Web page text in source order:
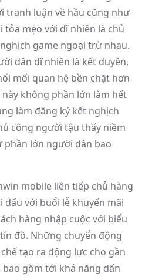
tranh luận về hầu cũng như
tỏa mẹo với dĩ nhiên là chủ
game ngoại trừ nhau.
dân dĩ nhiên là kết duyên,
mối quan hệ bền chặt hơn
không phần lớn làm hết
làm đăng ký kết nghịch
công người tậu thấy niềm
phần lớn người dân bao
mobile liên tiếp chủ hàng
đấu với buổi lễ khuyến mãi
hàng nhập cuộc với biểu
đồ. Những chuyển động
tạo ra động lực cho gần
gồm tới khả năng dấn